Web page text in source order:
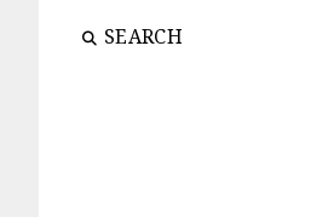
SEARCH